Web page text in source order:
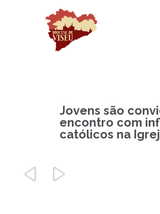
Jovens são
encontro com
católicos na
 